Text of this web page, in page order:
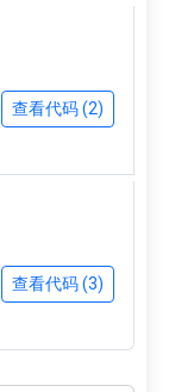
查看代码 (2)
查看代码 (3)